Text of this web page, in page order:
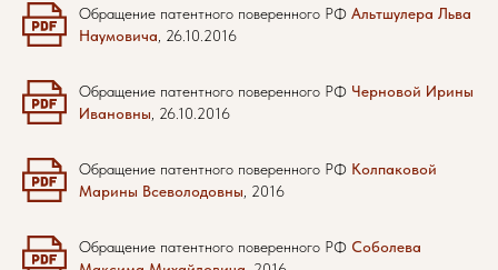
Обращение патентного поверенного РФ Альтшулера Льва
Наумовича , 26.10.2016
Обращение патентного поверенного РФ Черновой Ирины
Ивановны , 26.10.2016
Обращение патентного поверенного РФ Колпаковой
Марины Всеволодовны , 2016
Обращение патентного поверенного РФ Соболева